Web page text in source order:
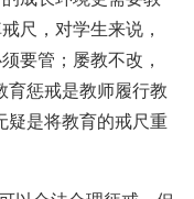
尺，对学生来说，
要管；屡教不改，
育惩戒是教师履行教
疑是将教育的戒尺重